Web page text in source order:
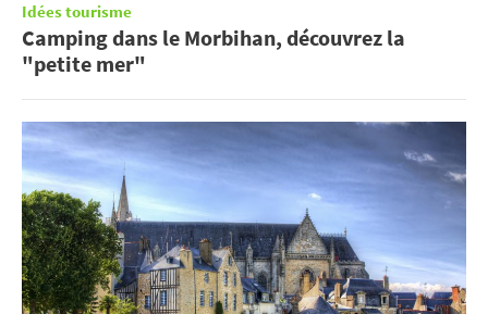
Idées tourisme
Camping dans le Morbihan, découvrez la
"petite mer"